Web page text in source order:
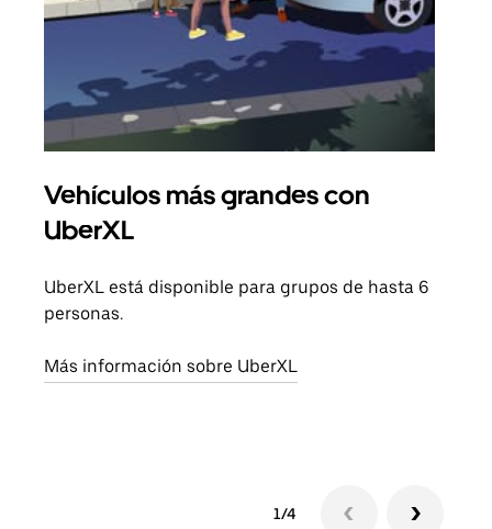
Vehículos más grandes con
UberXL
UberXL está disponible para grupos de hasta 6
personas.
Más información sobre UberXL
1/4